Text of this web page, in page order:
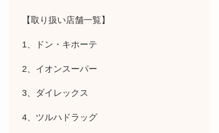
【取り扱い店舗一覧】
1、ドン・キホーテ
2、イオンスーパー
3、ダイレックス
4、ツルハドラッグ